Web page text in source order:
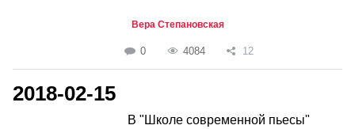
Вера Степановская
0 4084 12
2018-02-15
В "Школе современной пьесы"